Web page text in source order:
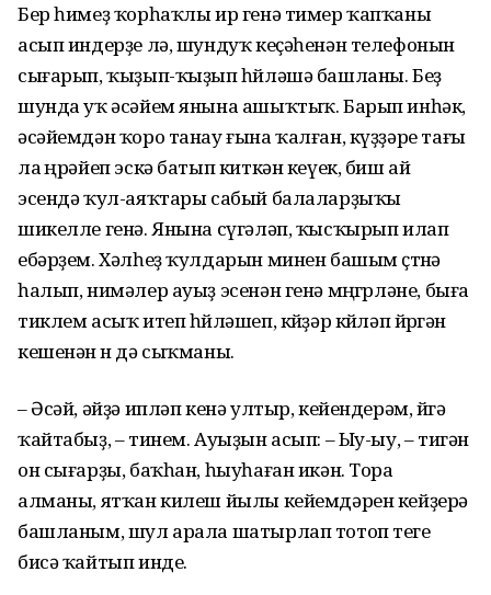
Бер һимеҙ ҡорһаҡлы ир генә тимер ҡапҡаны
асып индерҙе лә, шундуҡ кеҫәһенән телефонын
сығарып, ҡыҙып-ҡыҙып һөйләшә башланы. Беҙ
шунда уҡ әсәйем янына ашыҡтыҡ. Барып инһәк,
әсәйемдән ҡоро танау ғына ҡалған, күҙҙәре тағы
ла өңрәйеп эскә батып киткән кеүек, биш ай
эсендә ҡул-аяҡтары сабый балаларҙыҡы
шикелле генә. Янына сүгәләп, ҡысҡырып илап
ебәрҙем. Хәлһеҙ ҡулдарын минен башым өҫтөнә
һалып, нимәлер ауыҙ эсенән генә мөңгөрләне, быға
тиклем асыҡ итеп һөйләшеп, көйҙәр көйләп йөрөгән
кешенән өн дә сыҡманы.
– Әсәй, әйҙә ипләп кенә ултыр, кейендерәм, өйгә
ҡайтабыҙ, – тинем. Ауыҙын асып: – Ыу-ыу, – тигән
он сығарҙы, баҡһан, һыуһаған икән. Тора
алманы, ятҡан килеш йылы кейемдәрен кейҙерә
башланым, шул арала шатырлап тотоп теге
бисә ҡайтып инде.